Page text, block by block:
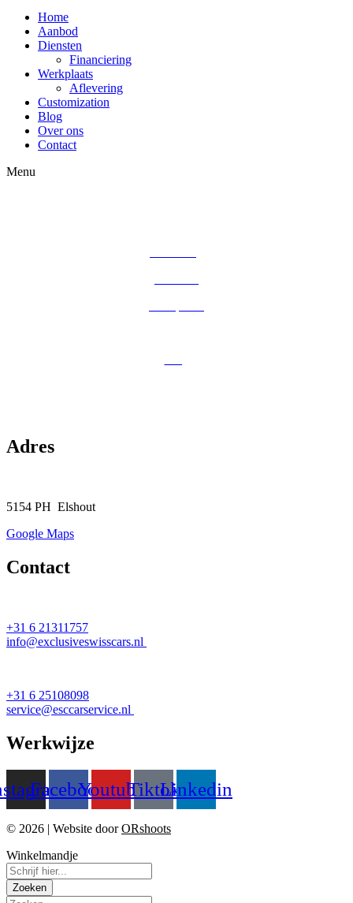
Home
Aanbod
Diensten
Financiering
Werkplaats
Aflevering
Customization
Blog
Over ons
Contact
Menu
Adres
5154 PH Elshout
Google Maps
Contact
+31 6 21311757
info@exclusiveswisscars.nl
+31 6 25108098
service@esccarservice.nl
Werkwijze
FacebookYoutubeTiktokLinkedin
© 2026 | Website doorORshoots
Winkelmandje